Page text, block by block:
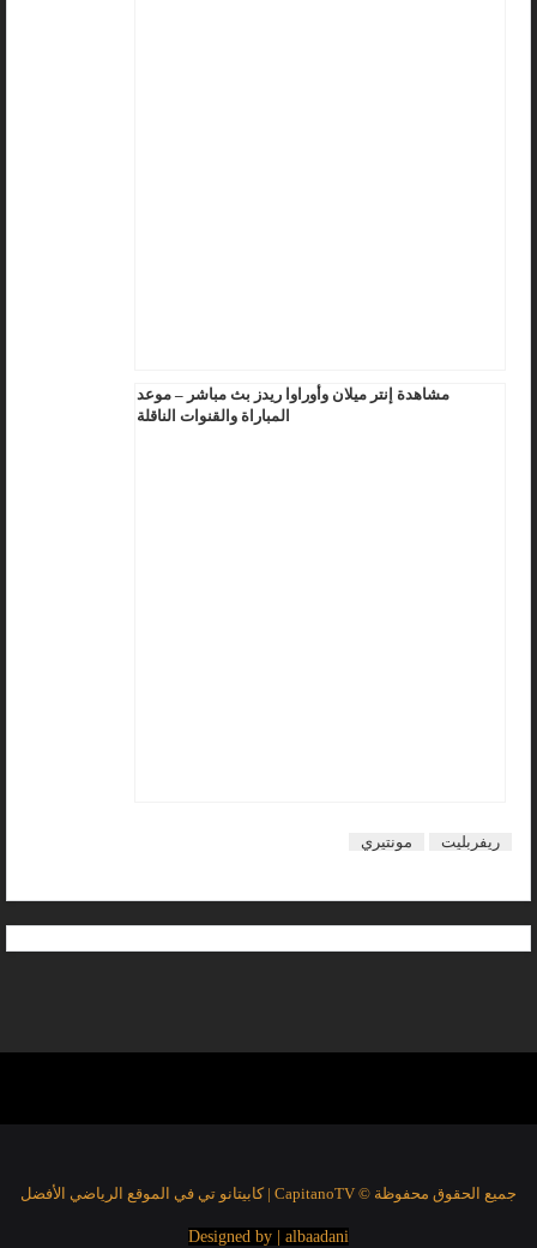
مشاهدة إنتر ميلان وأوراوا ريدز بث مباشر – موعد
المباراة والقنوات الناقلة
ريفربليت مونتيري
جميع الحقوق محفوظة © CapitanoTV | كابيتانو تي في الموقع الرياضي الأفضل
Designed by | albaadani